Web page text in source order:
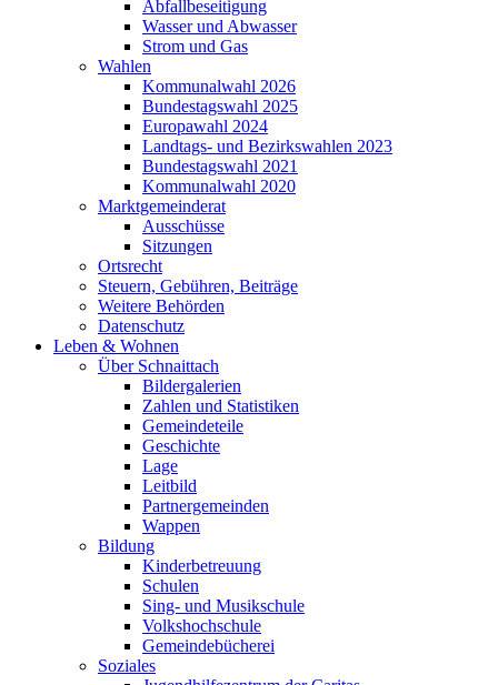
Abfallbeseitigung
Wasser und Abwasser
Strom und Gas
Wahlen
Kommunalwahl 2026
Bundestagswahl 2025
Europawahl 2024
Landtags- und Bezirkswahlen 2023
Bundestagswahl 2021
Kommunalwahl 2020
Marktgemeinderat
Ausschüsse
Sitzungen
Ortsrecht
Steuern, Gebühren, Beiträge
Weitere Behörden
Datenschutz
Leben & Wohnen
Über Schnaittach
Bildergalerien
Zahlen und Statistiken
Gemeindeteile
Geschichte
Lage
Leitbild
Partnergemeinden
Wappen
Bildung
Kinderbetreuung
Schulen
Sing- und Musikschule
Volkshochschule
Gemeindebücherei
Soziales